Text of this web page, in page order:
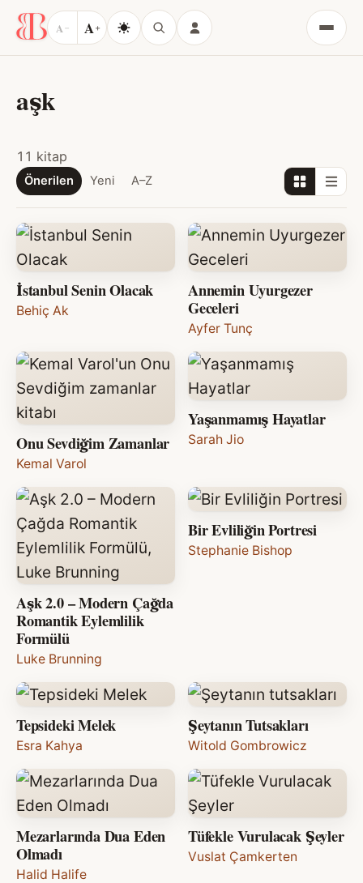
A − A+
Menü
aşk
11 kitap
Önerilen Yeni A–Z
İstanbul Senin Olacak
Behiç Ak
Annemin Uyurgezer
Geceleri
Ayfer Tunç
Onu Sevdiğim Zamanlar
Kemal Varol
Yaşanmamış Hayatlar
Sarah Jio
Aşk 2.0 – Modern Çağda
Romantik Eylemlilik
Formülü
Luke Brunning
Bir Evliliğin Portresi
Stephanie Bishop
Tepsideki Melek
Esra Kahya
Şeytanın Tutsakları
Witold Gombrowicz
Mezarlarında Dua Eden
Olmadı
Halid Halife
Tüfekle Vurulacak Şeyler
Vuslat Çamkerten